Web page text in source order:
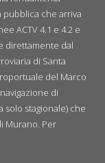
pubblica che arriva
ACTV 4.1 e 4.2 e
direttamente dal
di Santa
del Marco
di
solo stagionale) che
Murano. Per